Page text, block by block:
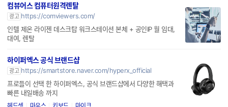
컴뷰어스 컴퓨터원격렌탈
광고 https://comviewers.com/
인텔 제온 라이젠 데스크탑 워크스테이션 본체 + 공인IP 월 임대,
대여, 렌탈
하이퍼엑스 공식 브랜드샵
광고 https://smartstore.naver.com/hyperx_official
프로들이 선택 한 하이퍼엑스, 공식 브랜드샵에서 다양한 해택과
빠른 내일배송 까지